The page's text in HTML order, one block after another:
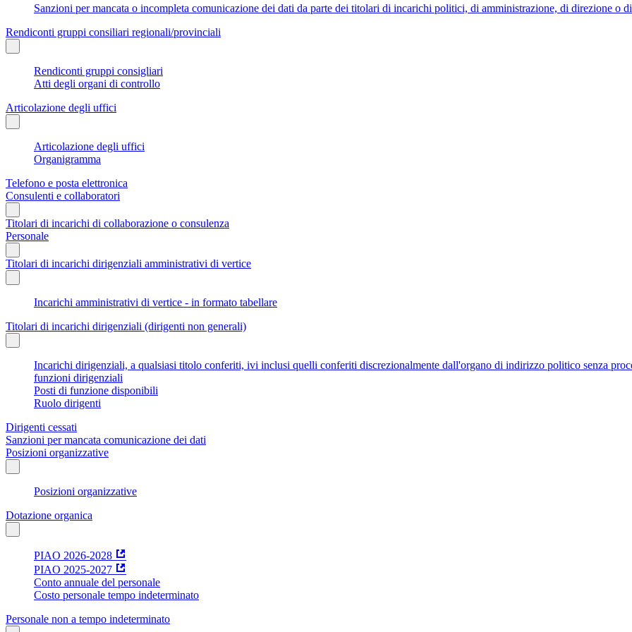
Sanzioni per mancata o incompleta comunicazione dei dati da parte dei titolari di incarichi politici, di amministrazione, di direzione o
Rendiconti gruppi consiliari regionali/provinciali
Rendiconti gruppi consigliari
Atti degli organi di controllo
Articolazione degli uffici
Articolazione degli uffici
Organigramma
Telefono e posta elettronica
Consulenti e collaboratori
Titolari di incarichi di collaborazione o consulenza
Personale
Titolari di incarichi dirigenziali amministrativi di vertice
Incarichi amministrativi di vertice - in formato tabellare
Titolari di incarichi dirigenziali (dirigenti non generali)
Incarichi dirigenziali, a qualsiasi titolo conferiti, ivi inclusi quelli conferiti discrezionalmente dall'organo di indirizzo politico senza
funzioni dirigenziali
Posti di funzione disponibili
Ruolo dirigenti
Dirigenti cessati
Sanzioni per mancata comunicazione dei dati
Posizioni organizzative
Posizioni organizzative
Dotazione organica
PIAO 2026-2028
PIAO 2025-2027
Conto annuale del personale
Costo personale tempo indeterminato
Personale non a tempo indeterminato